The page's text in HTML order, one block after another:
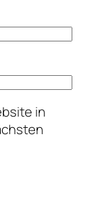
in